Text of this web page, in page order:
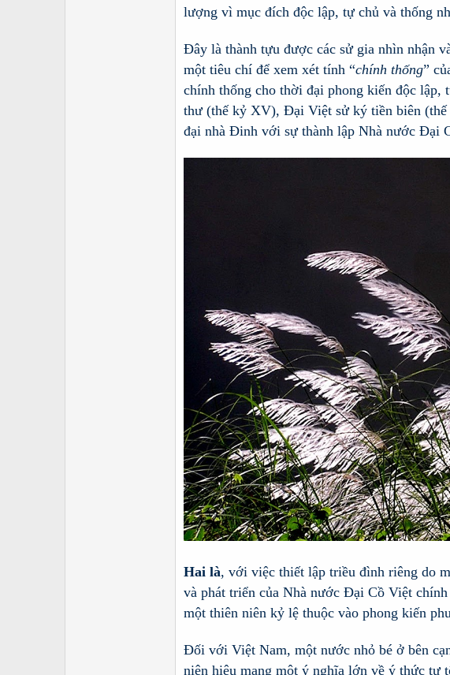
lượng vì mục đích độc lập, tự chủ và thống
Đây là thành tựu được các sử gia nhìn nhận
một tiêu chí để xem xét tính “chính thống”
chính thống cho thời đại phong kiến độc lập,
thư (thế kỷ XV), Đại Việt sử ký tiền biên
đại nhà Đinh với sự thành lập Nhà nước Đại
Hai là, với việc thiết lập triều đình riêng do
và phát triển của Nhà nước Đại Cồ Việt
một thiên niên kỷ lệ thuộc vào phong kiến
Đối với Việt Nam, một nước nhỏ bé ở bên
niên hiệu mang một ý nghĩa lớn về ý thức tự